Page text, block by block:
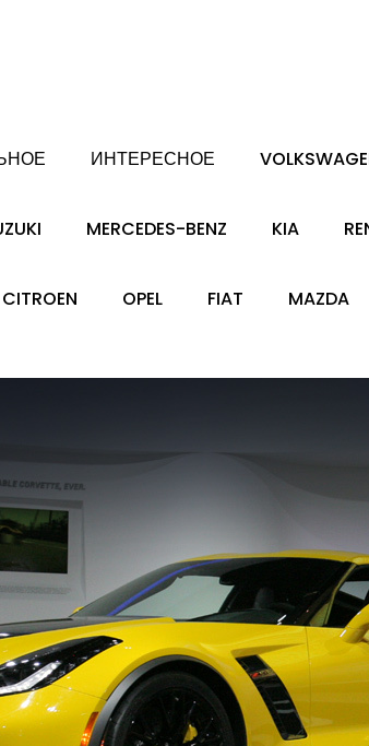
ИНТЕРЕСНОЕ
MERCEDES-BENZ KIA
CITROEN OPEL FIAT MAZDA